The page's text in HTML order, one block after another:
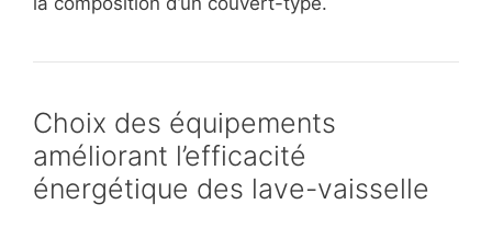
Choix des équipements
améliorant l’efficacité
énergétique des lave-vaisselle